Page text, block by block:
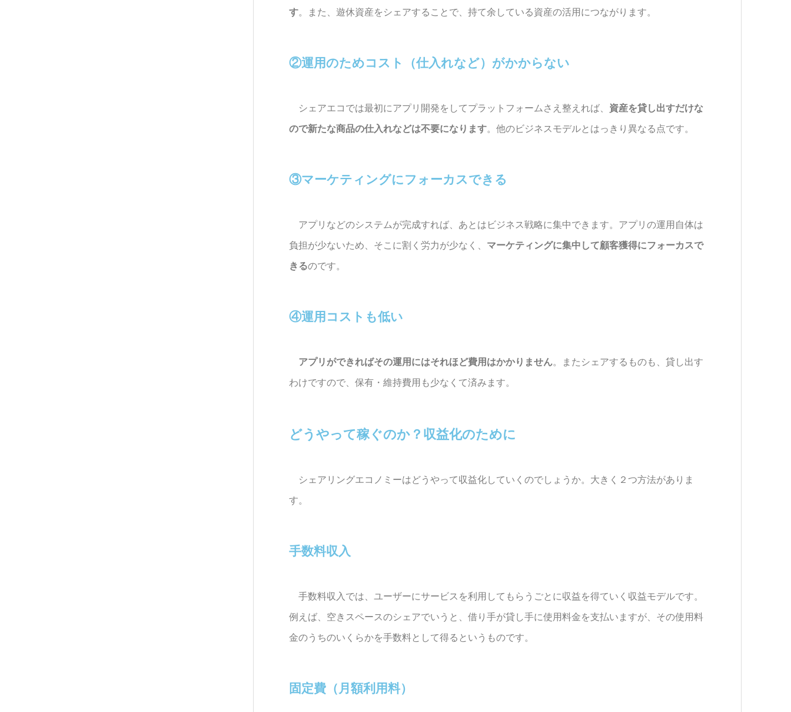
す。また、遊休資産をシェアすることで、持て余している資産の活用につながります。
②運用のためコスト（仕入れなど）がかからない
シェアエコでは最初にアプリ開発をしてプラットフォームさえ整えれば、 資産を貸し出すだけな
ので新たな商品の仕入れなどは不要になります。他のビジネスモデルとはっきり異なる点です。
③マーケティングにフォーカスできる
アプリなどのシステムが完成すれば、あとはビジネス戦略に集中できます。アプリの運用自体は
負担が少ないため、そこに割く労力が少なく、 マーケティングに集中して顧客獲得にフォーカスで
きるのです。
④運用コストも低い
アプリができればその運用にはそれほど費用はかかりません。またシェアするものも、貸し出す
わけですので、保有・維持費用も少なくて済みます。
どうやって稼ぐのか？収益化のために
シェアリングエコノミーはどうやって収益化していくのでしょうか。大きく２つ方法がありま
す。
手数料収入
手数料収入では、ユーザーにサービスを利用してもらうごとに収益を得ていく収益モデルです。
例えば、空きスペースのシェアでいうと、借り手が貸し手に使用料金を支払いますが、その使用料
金のうちのいくらかを手数料として得るというものです。
固定費（月額利用料）